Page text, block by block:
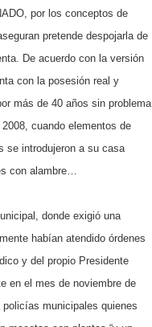
por los conceptos de
pretende despojarla de
De acuerdo con la versión
con la posesión real y
más de 40 años sin problema
cuando elementos de
se introdujeron a su casa
con alambre…
donde exigió una
habían atendido órdenes
y del propio Presidente
en el mes de noviembre de
municipales quienes